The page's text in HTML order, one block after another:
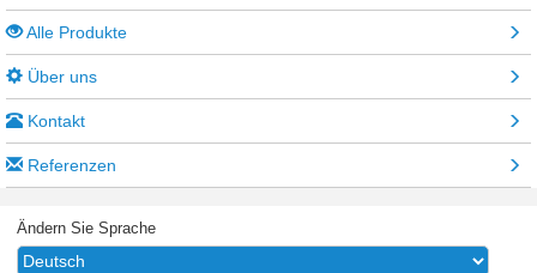
Alle Produkte
Über uns
Kontakt
Referenzen
Ändern Sie Sprache